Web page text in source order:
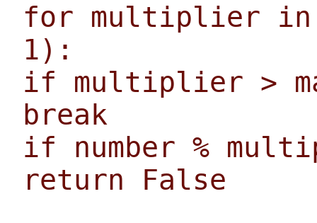
for multiplier in
1):
if multiplier >
break
if number %
return False